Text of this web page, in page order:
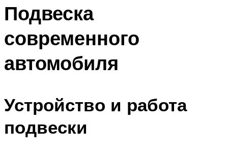
Подвеска
современного
автомобиля
Устройство и работа
подвески